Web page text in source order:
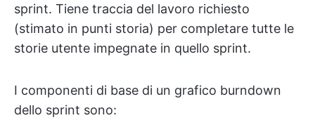
sprint. Tiene traccia del lavoro richiesto
(stimato in punti storia) per completare tutte le
storie utente impegnate in quello sprint.
I componenti di base di un grafico burndown
dello sprint sono: